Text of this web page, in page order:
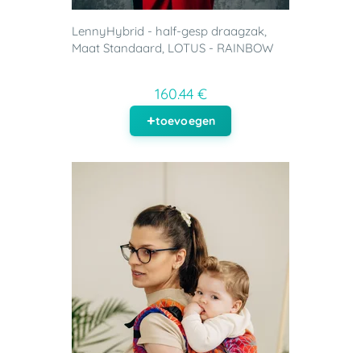
LennyHybrid - half-gesp draagzak,
Maat Standaard, LOTUS - RAINBOW
160.44 €
toevoegen